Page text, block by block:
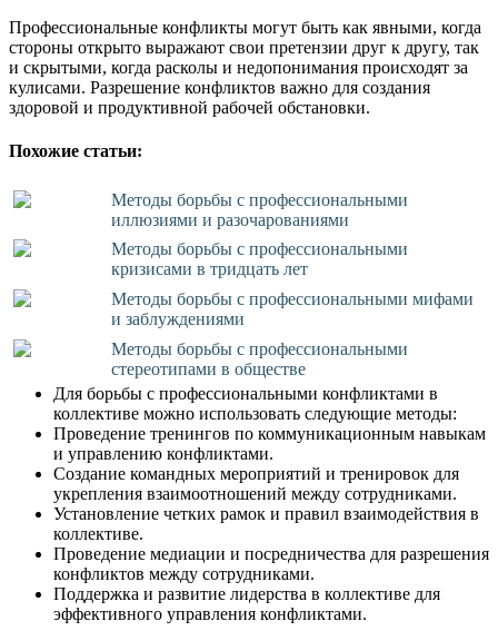
Профессиональные конфликты могут быть как явными, когда
стороны открыто выражают свои претензии друг к другу, так
и скрытыми, когда расколы и недопонимания происходят за
кулисами. Разрешение конфликтов важно для создания
здоровой и продуктивной рабочей обстановки.
Похожие статьи:
Методы борьбы с профессиональными
иллюзиями и разочарованиями
Методы борьбы с профессиональными
кризисами в тридцать лет
Методы борьбы с профессиональными мифами
и заблуждениями
Методы борьбы с профессиональными
стереотипами в обществе
Для борьбы с профессиональными конфликтами в
коллективе можно использовать следующие методы:
Проведение тренингов по коммуникационным навыкам
и управлению конфликтами.
Создание командных мероприятий и тренировок для
укрепления взаимоотношений между сотрудниками.
Установление четких рамок и правил взаимодействия в
коллективе.
Проведение медиации и посредничества для разрешения
конфликтов между сотрудниками.
Поддержка и развитие лидерства в коллективе для
эффективного управления конфликтами.